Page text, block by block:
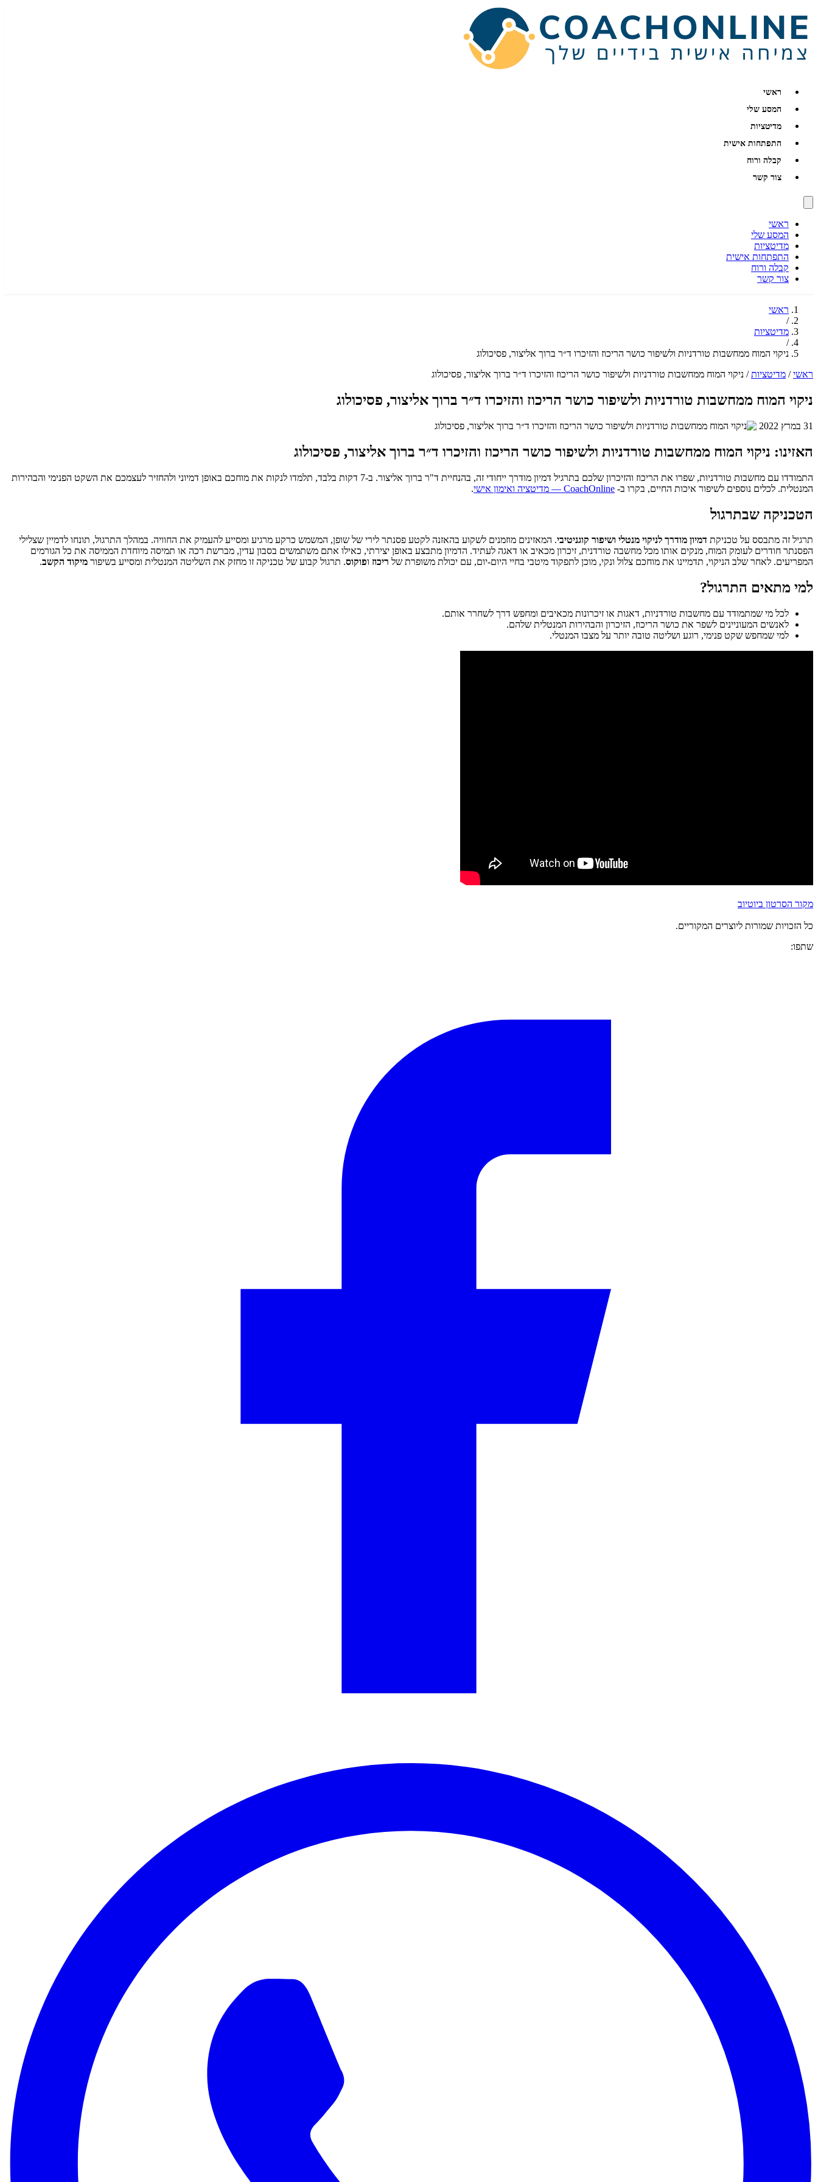
ראשי
המסע שלי
מדיטציות
התפתחות אישית
קבלה ורוח
צור קשר
ראשי
המסע שלי
מדיטציות
התפתחות אישית
קבלה ורוח
צור קשר
ראשי
/
מדיטציות
/
ניקוי המוח ממחשבות טורדניות ולשיפור כושר הריכוז והזיכרו ד״ר ברוך אליצור, פסיכולוג
ראשי / מדיטציות / ניקוי המוח ממחשבות טורדניות ולשיפור כושר הריכוז והזיכרו ד״ר ברוך אליצור, פסיכולוג
ניקוי המוח ממחשבות טורדניות ולשיפור כושר הריכוז והזיכרו ד״ר ברוך אליצור, פסיכולוג
31 במרץ 2022
האזינו: ניקוי המוח ממחשבות טורדניות ולשיפור כושר הריכוז והזיכרו ד״ר ברוך אליצור, פסיכולוג
התמודדו עם מחשבות טורדניות, שפרו את הריכוז והזיכרון שלכם בתרגיל דמיון מודרך ייחודי זה, בהנחיית ד"ר ברוך אליצור. ב-7 דקות בלבד, תלמדו לנקות את מוחכם באופן דמיוני ולהחזיר לעצמכם את השקט הפנימי והבהירות
המנטלית. לכלים נוספים לשיפור איכות החיים, בקרו ב- CoachOnline — מדיטציה ואימון אישי .
הטכניקה שבתרגול
תרגיל זה מתבסס על טכניקת דמיון מודרך לניקוי מנטלי ושיפור קוגניטיבי. המאזינים מוזמנים לשקוע בהאזנה לקטע פסנתר לירי של שופן, המשמש כרקע מרגיע ומסייע להעמיק את החוויה. במהלך התרגול, תונחו לדמיין שצלילי
הפסנתר חודרים לעומק המוח, מנקים אותו מכל מחשבה טורדנית, זיכרון מכאיב או דאגה לעתיד. הדמיון מתבצע באופן יצירתי, כאילו אתם משתמשים בסבון עדין, מברשת רכה או תמיסה מיוחדת הממיסה את כל הגורמים
המפריעים. לאחר שלב הניקוי, תדמיינו את מוחכם צלול ונקי, מוכן לתפקוד מיטבי בחיי היום-יום, עם יכולת משופרת של ריכוז ופוקוס. תרגול קבוע של טכניקה זו מחזק את השליטה המנטלית ומסייע בשיפור מיקוד הקשב.
למי מתאים התרגול?
לכל מי שמתמודד עם מחשבות טורדניות, דאגות או זיכרונות מכאיבים ומחפש דרך לשחרר אותם.
לאנשים המעוניינים לשפר את כושר הריכוז, הזיכרון והבהירות המנטלית שלהם.
למי שמחפש שקט פנימי, רוגע ושליטה טובה יותר על מצבו המנטלי.
מקור הסרטון ביוטיוב
כל הזכויות שמורות ליוצרים המקוריים.
שתפו: